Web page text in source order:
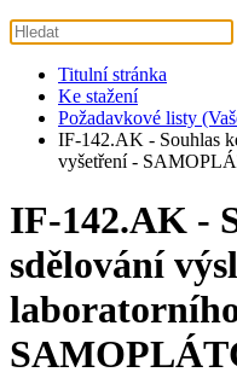
Titulní stránka
Ke stažení
Požadavkové listy
IF-142.AK - Souhlas
vyšetření -
IF-142.AK -
sdělování